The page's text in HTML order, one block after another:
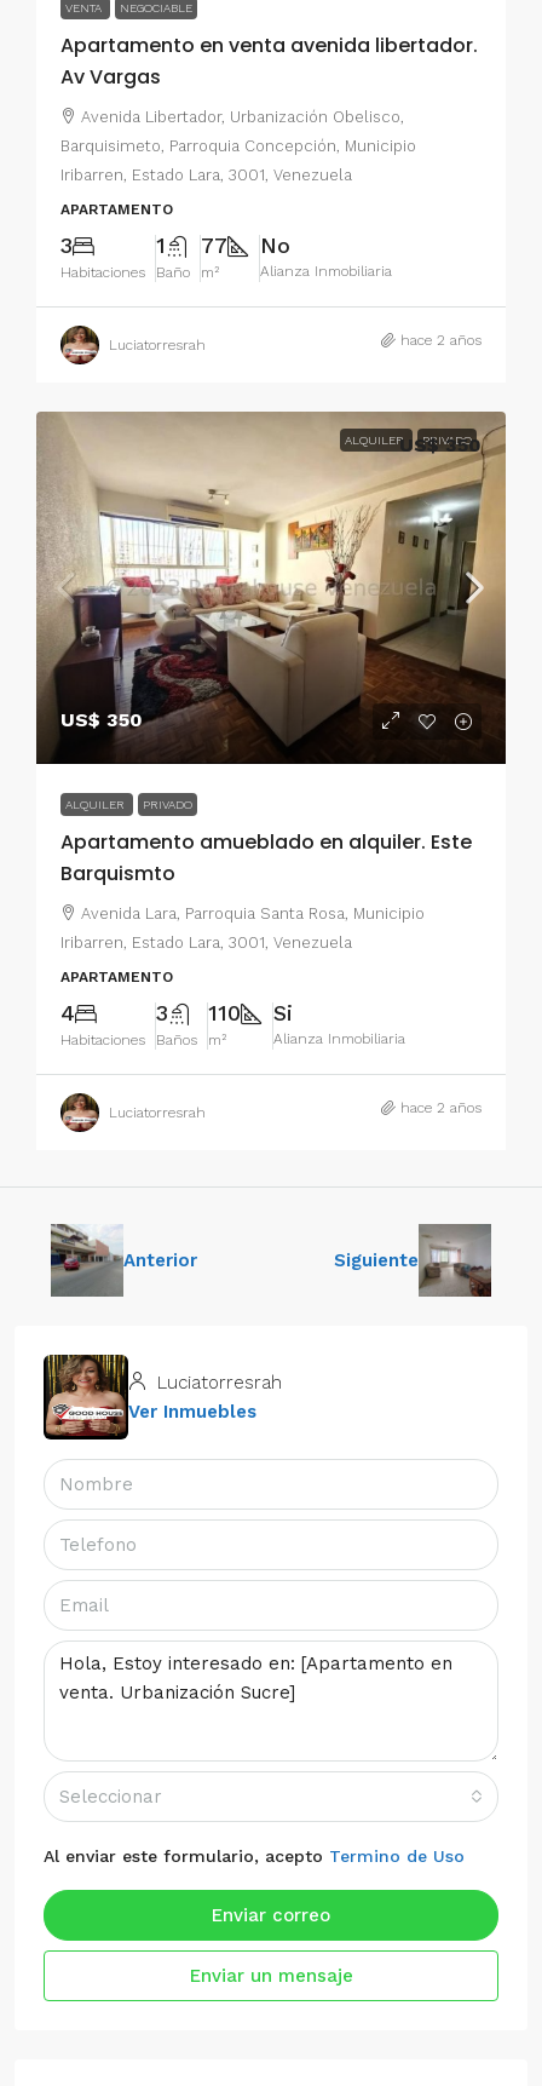
VENTA NEGOCIABLE
Apartamento en venta avenida libertador.
Av Vargas
Avenida Libertador, Urbanización Obelisco,
Barquisimeto, Parroquia Concepción, Municipio
Iribarren, Estado Lara, 3001, Venezuela
APARTAMENTO
3
Habitaciones
1
Baño
77
m²
No
Alianza Inmobiliaria
Luciatorresrah hace 2 años
ALQUILER PRIVADO
US$ 350
ALQUILER PRIVADO
Apartamento amueblado en alquiler. Este
Barquismto
US$ 350
Avenida Lara, Parroquia Santa Rosa, Municipio
Iribarren, Estado Lara, 3001, Venezuela
APARTAMENTO
4
Habitaciones
3
Baños
110
m²
Si
Alianza Inmobiliaria
Luciatorresrah hace 2 años
Anterior Siguiente
Luciatorresrah
Ver Inmuebles
Seleccionar
Al enviar este formulario, acepto Termino de Uso
Enviar correo
Enviar un mensaje